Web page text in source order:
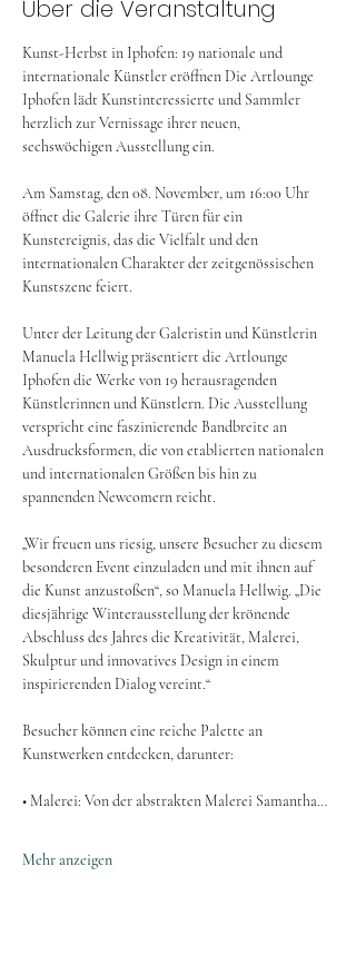
Über die Veranstaltung
Kunst-Herbst in Iphofen: 19 nationale und
internationale Künstler eröffnen Die Artlounge
Iphofen lädt Kunstinteressierte und Sammler
herzlich zur Vernissage ihrer neuen,
sechswöchigen Ausstellung ein.
Am Samstag, den 08. November, um 16:00 Uhr
öffnet die Galerie ihre Türen für ein
Kunstereignis, das die Vielfalt und den
internationalen Charakter der zeitgenössischen
Kunstszene feiert.
Unter der Leitung der Galeristin und Künstlerin
Manuela Hellwig präsentiert die Artlounge
Iphofen die Werke von 19 herausragenden
Künstlerinnen und Künstlern. Die Ausstellung
verspricht eine faszinierende Bandbreite an
Ausdrucksformen, die von etablierten nationalen
und internationalen Größen bis hin zu
spannenden Newcomern reicht.
„Wir freuen uns riesig, unsere Besucher zu diesem
besonderen Event einzuladen und mit ihnen auf
die Kunst anzustoßen“, so Manuela Hellwig. „Die
diesjährige Winterausstellung der krönende
Abschluss des Jahres die Kreativität, Malerei,
Skulptur und innovatives Design in einem
inspirierenden Dialog vereint.“
Besucher können eine reiche Palette an
Kunstwerken entdecken, darunter:
• Malerei: Von der abstrakten Malerei Samantha…
Mehr anzeigen